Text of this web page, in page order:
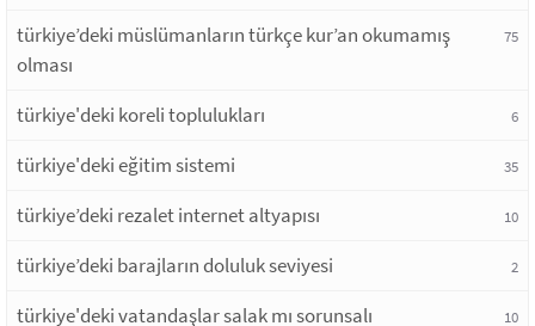
türkiye’deki müslümanların türkçe kur’an okumamış
olması
75
türkiye'deki koreli toplulukları 6
türkiye'deki eğitim sistemi 35
türkiye’deki rezalet internet altyapısı 10
türkiye’deki barajların doluluk seviyesi 2
türkiye'deki vatandaşlar salak mı sorunsalı 10